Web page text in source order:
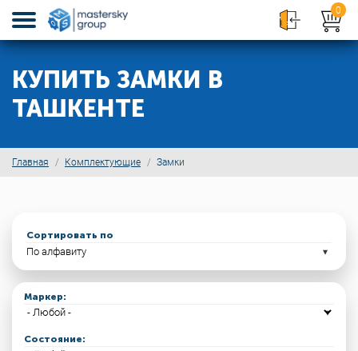
0
КУПИТЬ ЗАМКИ В
ТАШКЕНТЕ
Главная Комплектующие Замки
Сортировать по
Маркер:
Состояние: